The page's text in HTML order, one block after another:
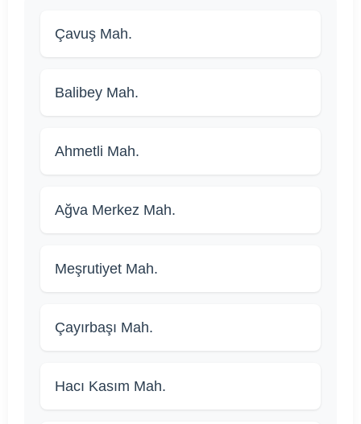
Çavuş Mah.
Balibey Mah.
Ahmetli Mah.
Ağva Merkez Mah.
Meşrutiyet Mah.
Çayırbaşı Mah.
Hacı Kasım Mah.